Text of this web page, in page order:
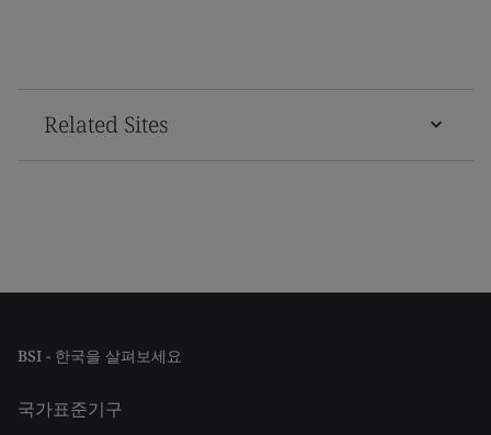
Related Sites
BSI - 한국을 살펴보세요
국가표준기구